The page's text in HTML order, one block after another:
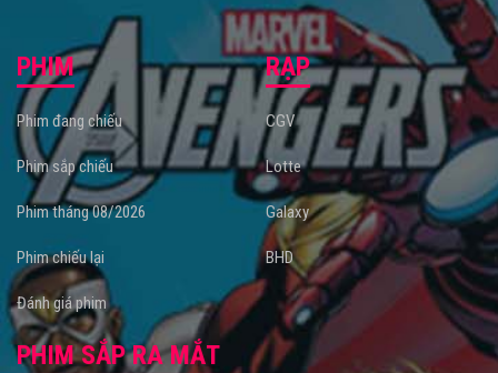
PHIM
Phim đang chiếu
Phim sắp chiếu
Phim tháng 08/2026
Phim chiếu lại
Đánh giá phim
RẠP
CGV
Lotte
Galaxy
BHD
PHIM SẮP RA MẮT